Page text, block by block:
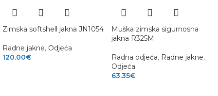
Zimska softshell jakna JN1054
Radne jakne, Odjeća
120.00€
Muška zimska sigurnosna
jakna R325M
Radna odjeća, Radne jakne,
Odjeća
63.35€